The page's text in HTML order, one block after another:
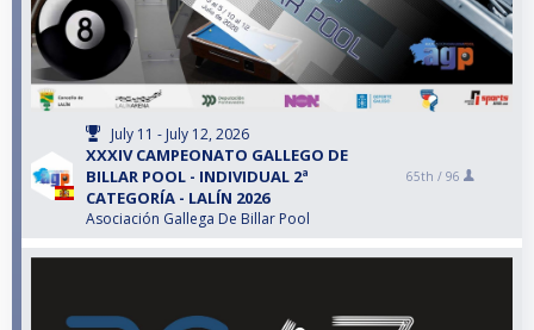
July 11 - July 12, 2026
XXXIV CAMPEONATO GALLEGO DE
BILLAR POOL - INDIVIDUAL 2ª
CATEGORÍA - LALÍN 2026
Asociación Gallega De Billar Pool
65th / 96